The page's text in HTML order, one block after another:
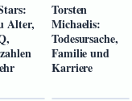
Alter,
Torsten
Michaelis:
Todesursache,
Familie und
Karriere